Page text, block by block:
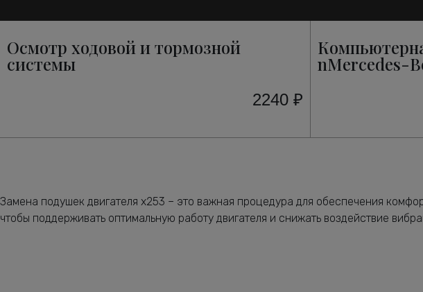
Осмотр ходовой и тормозной
системы
2240 ₽
nMercedes-
Замена подушек двигателя x253 – это важная процедура для обеспечения
чтобы поддерживать оптимальную работу двигателя и снижать воздействие